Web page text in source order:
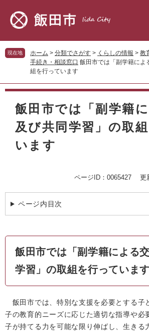
先
頭
を
飛
て
現在地 ホーム > 分類でさがす > くらしの情報 > 教
手続き・相談窓口 飯田市では「副学籍によ
組を行っています
本
飯田市では「副学籍
及び共同学習」の取
います
ページID：0065427 更
ページ内目次
飯田市では「副学籍による
学習」の取組を行っています
飯田市では、特別な支援を必要とする子
子の教育的ニーズに応じた適切な指導や必
子が持てる力を可能な限り伸ばし、生きる